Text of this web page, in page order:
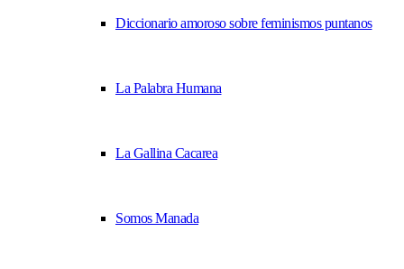
Diccionario amoroso sobre feminismos puntanos
La Palabra Humana
La Gallina Cacarea
Somos Manada